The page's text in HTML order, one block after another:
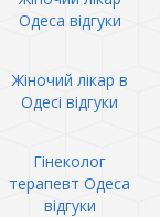
Одеса відгуки
Жіночий лікар в
Одесі відгуки
Гінеколог
терапевт Одеса
відгуки